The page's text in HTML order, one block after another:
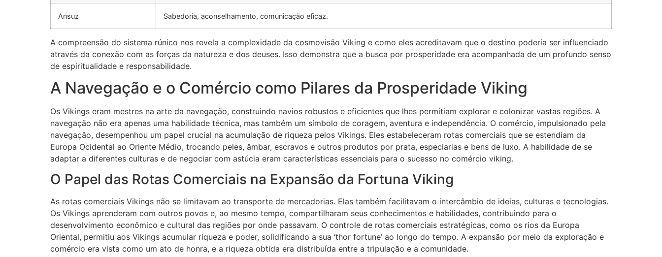
Ansuz Sabedoria, aconselhamento, comunicação eficaz.
A compreensão do sistema rúnico nos revela a complexidade da cosmovisão Viking e como eles acreditavam que o destino poderia ser influenciado
através da conexão com as forças da natureza e dos deuses. Isso demonstra que a busca por prosperidade era acompanhada de um profundo senso
de espiritualidade e responsabilidade.
A Navegação e o Comércio como Pilares da Prosperidade Viking
Os Vikings eram mestres na arte da navegação, construindo navios robustos e eficientes que lhes permitiam explorar e colonizar vastas regiões. A
navegação não era apenas uma habilidade técnica, mas também um símbolo de coragem, aventura e independência. O comércio, impulsionado pela
navegação, desempenhou um papel crucial na acumulação de riqueza pelos Vikings. Eles estabeleceram rotas comerciais que se estendiam da
Europa Ocidental ao Oriente Médio, trocando peles, âmbar, escravos e outros produtos por prata, especiarias e bens de luxo. A habilidade de se
adaptar a diferentes culturas e de negociar com astúcia eram características essenciais para o sucesso no comércio viking.
O Papel das Rotas Comerciais na Expansão da Fortuna Viking
As rotas comerciais Vikings não se limitavam ao transporte de mercadorias. Elas também facilitavam o intercâmbio de ideias, culturas e tecnologias.
Os Vikings aprenderam com outros povos e, ao mesmo tempo, compartilharam seus conhecimentos e habilidades, contribuindo para o
desenvolvimento econômico e cultural das regiões por onde passavam. O controle de rotas comerciais estratégicas, como os rios da Europa
Oriental, permitiu aos Vikings acumular riqueza e poder, solidificando a sua ‘thor fortune’ ao longo do tempo. A expansão por meio da exploração e
comércio era vista como um ato de honra, e a riqueza obtida era distribuída entre a tripulação e a comunidade.